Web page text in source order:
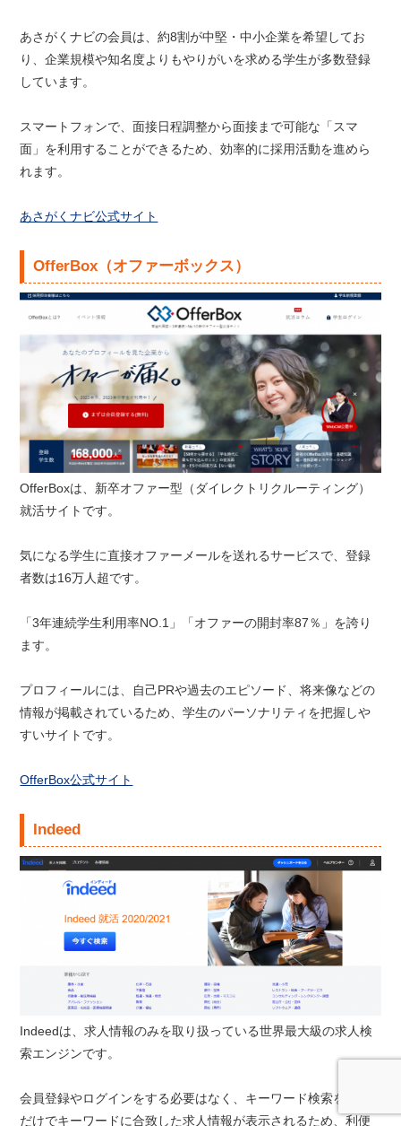
あさがくナビの会員は、約8割が中堅・中小企業を希望してお
り、企業規模や知名度よりもやりがいを求める学生が多数登録
しています。
スマートフォンで、面接日程調整から面接まで可能な「スマ
面」を利用することができるため、効率的に採用活動を進めら
れます。
あさがくナビ公式サイト
OfferBox（オファーボックス）
OfferBoxは、新卒オファー型（ダイレクトリクルーティング）
就活サイトです。
気になる学生に直接オファーメールを送れるサービスで、登録
者数は16万人超です。
「3年連続学生利用率NO.1」「オファーの開封率87％」を誇り
ます。
プロフィールには、自己PRや過去のエピソード、将来像などの
情報が掲載されているため、学生のパーソナリティを把握しや
すいサイトです。
OfferBox公式サイト
Indeed
Indeedは、求人情報のみを取り扱っている世界最大級の求人検
索エンジンです。
会員登録やログインをする必要はなく、キーワード検索を行う
だけでキーワードに合致した求人情報が表示されるため、利便